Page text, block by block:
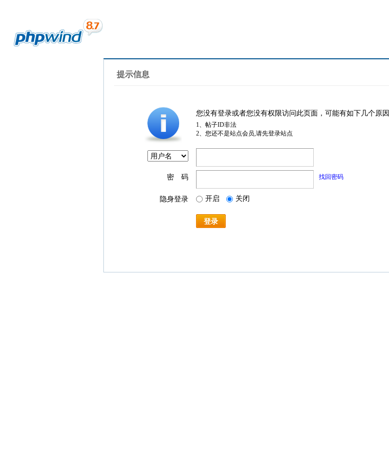
提示信息
您没有登录或者您没有权限访问此页面，可能有如下几个原因
1、帖子ID非法
2、您还不是站点会员,请先登录站点
密 码 找回密码
隐身登录 开启 关闭
登录